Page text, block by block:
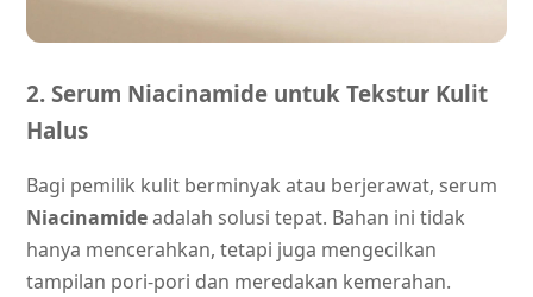
2. Serum Niacinamide untuk Tekstur Kulit
Halus
Bagi pemilik kulit berminyak atau berjerawat, serum
Niacinamideadalah solusi tepat. Bahan ini tidak
hanya mencerahkan, tetapi juga mengecilkan
tampilan pori-pori dan meredakan kemerahan.